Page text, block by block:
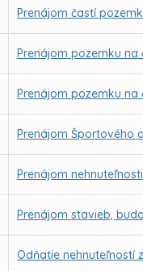
Prenájom častí
Prenájom pozemku na
Prenájom pozemku
Prenájom Športového
Prenájom
Prenájom stavieb,
Odňatie nehnuteľností